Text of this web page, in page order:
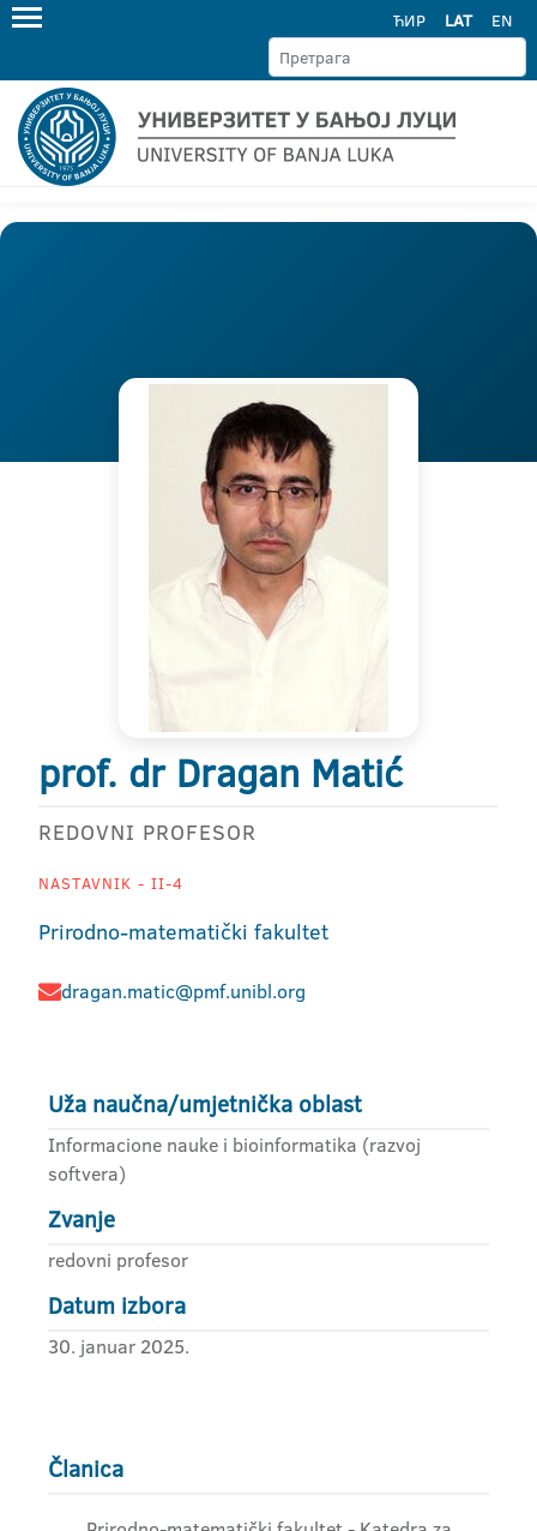
ЋИР LAT EN
prof. dr Dragan Matić
REDOVNI PROFESOR
NASTAVNIK - II-4
Prirodno-matematički fakultet
dragan.matic@pmf.unibl.org
Uža naučna/umjetnička oblast
Informacione nauke i bioinformatika (razvoj
softvera)
Zvanje
redovni profesor
Datum izbora
30. januar 2025.
Članica